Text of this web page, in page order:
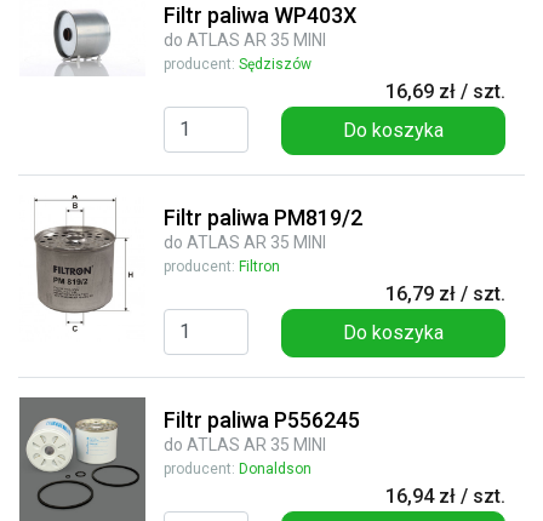
Filtr paliwa WP403X
do ATLAS AR 35 MINI
producent: Sędziszów
16,69 zł / szt.
Do koszyka
Filtr paliwa PM819/2
do ATLAS AR 35 MINI
producent: Filtron
16,79 zł / szt.
Do koszyka
Filtr paliwa P556245
do ATLAS AR 35 MINI
producent: Donaldson
16,94 zł / szt.